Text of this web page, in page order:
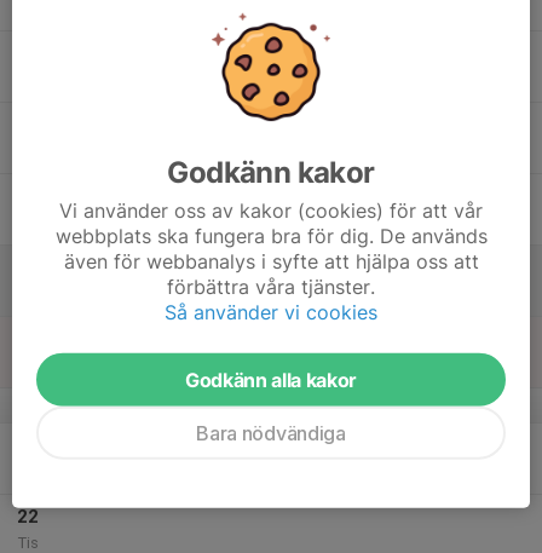
Sön
v.30
22
Tis
Godkänn kakor
Vi använder oss av kakor (cookies) för att vår
webbplats ska fungera bra för dig. De används
även för webbanalys i syfte att hjälpa oss att
förbättra våra tjänster.
Så använder vi cookies
Godkänn alla kakor
Bara nödvändiga